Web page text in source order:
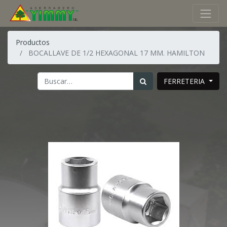
Productos
BOCALLAVE DE 1/2 HEXAGONAL 17 MM. HAMILTON
FERRETERIA